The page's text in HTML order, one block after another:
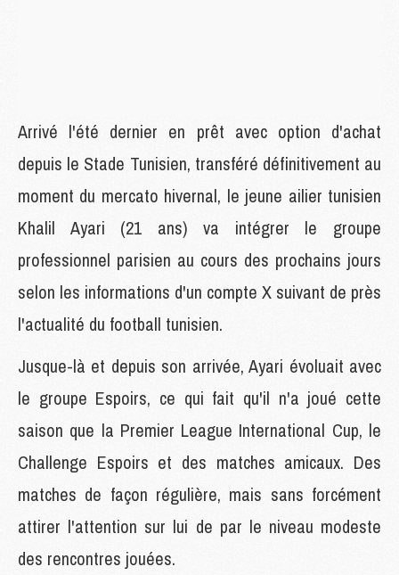
Arrivé l'été dernier en prêt avec option d'achat
depuis le Stade Tunisien, transféré définitivement au
moment du mercato hivernal, le jeune ailier tunisien
Khalil Ayari (21 ans) va intégrer le groupe
professionnel parisien au cours des prochains jours
selon les informations d'un compte X suivant de près
l'actualité du football tunisien.
Jusque-là et depuis son arrivée, Ayari évoluait avec
le groupe Espoirs, ce qui fait qu'il n'a joué cette
saison que la Premier League International Cup, le
Challenge Espoirs et des matches amicaux. Des
matches de façon régulière, mais sans forcément
attirer l'attention sur lui de par le niveau modeste
des rencontres jouées.